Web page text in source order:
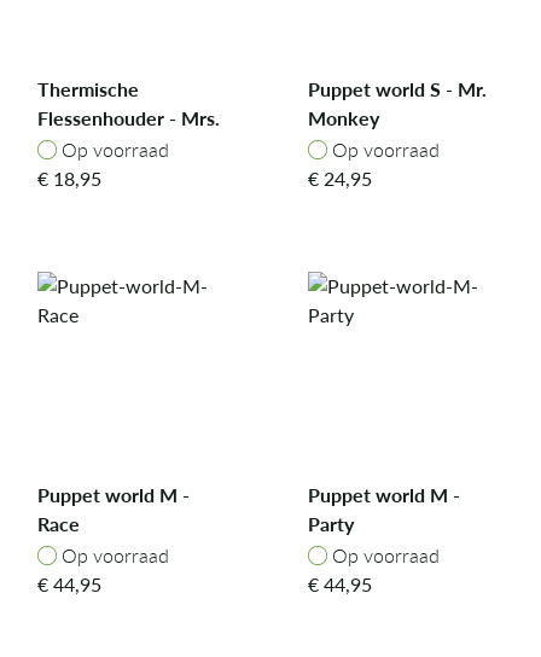
Thermische
Flessenhouder - Mrs.
Rabbit
Op voorraad
Op voorraad
€ 18,95
Puppet world S - Mr.
Monkey
Op voorraad
Op voorraad
€24,95
Puppet world M -
Race
Op voorraad
Op voorraad
€44,95
Puppet world M -
Party
Op voorraad
Op voorraad
€44,95